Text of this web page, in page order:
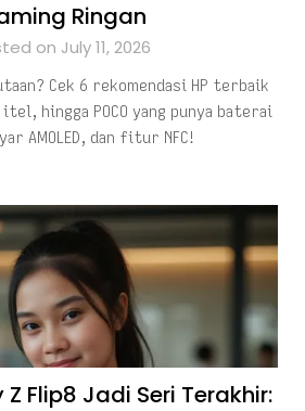
Ringan
on July 11, 2026
Cek 6 rekomendasi HP terbaik
hingga POCO yang punya baterai
AMOLED, dan fitur NFC!
Flip8 Jadi Seri Terakhir: